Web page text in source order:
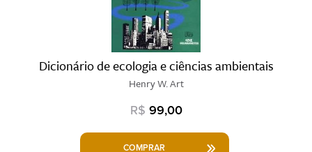
Dicionário de ecologia e ciências ambientais
Henry W. Art
R$ 99,00
COMPRAR